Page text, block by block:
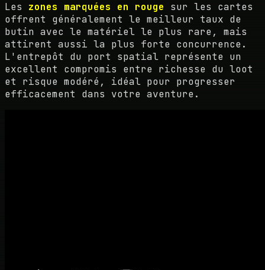
Les zones marquées en rouge sur les cartes
offrent généralement le meilleur taux de
butin avec le matériel le plus rare, mais
attirent aussi la plus forte concurrence.
L'entrepôt du port spatial représente un
excellent compromis entre richesse du loot
et risque modéré, idéal pour progresser
efficacement dans votre aventure.